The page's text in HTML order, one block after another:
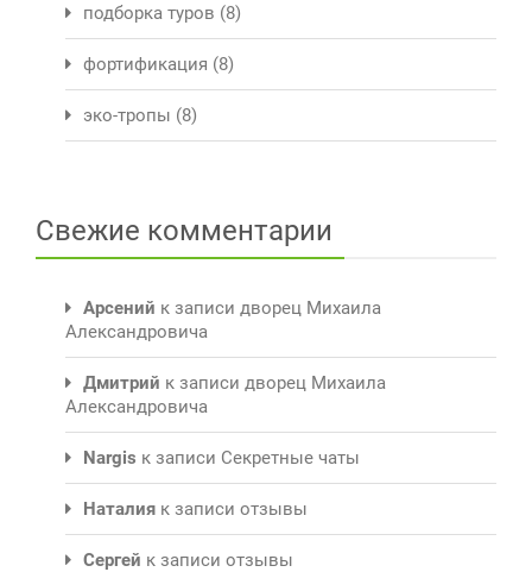
подборка туров (8)
фортификация (8)
эко-тропы (8)
Свежие комментарии
Арсений к записи дворец Михаила
Александровича
Дмитрий к записи дворец Михаила
Александровича
Nargis к записи Секретные чаты
Наталия к записи отзывы
Сергей к записи отзывы